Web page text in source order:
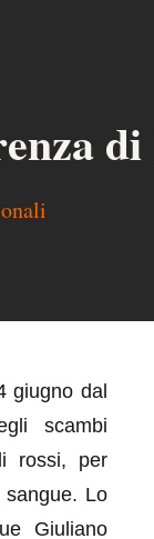
di
giugno dal
scambi
rossi, per
Lo
Giuliano